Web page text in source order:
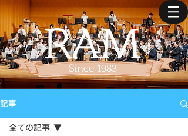
記事
全ての記事